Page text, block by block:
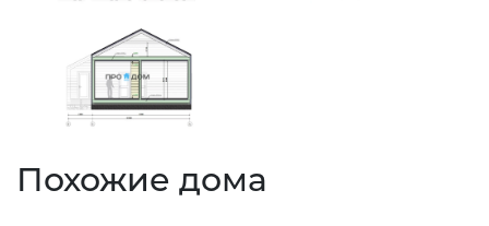
Похожие дома